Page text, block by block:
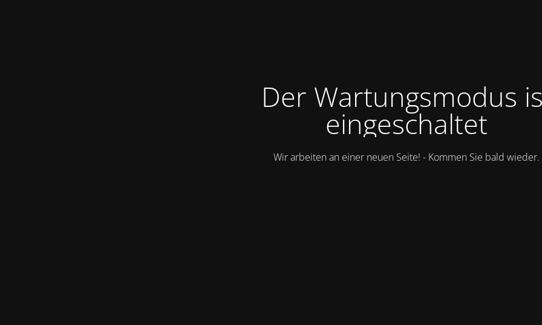
Der Wartungsmodus
eingeschaltet
Wir arbeiten an einer neuen Seite! - Kommen Sie bald wieder.